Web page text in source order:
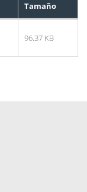
Tamaño
96.37 KB